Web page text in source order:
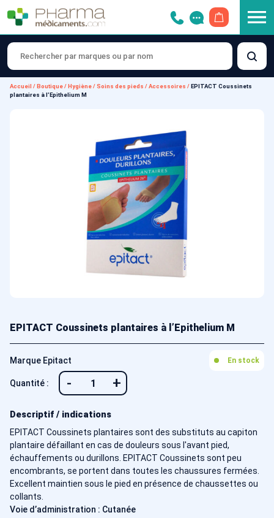
Accueil / Boutique/ Hygiène/Soins des pieds /Accessoires / EPITACT Coussinets
plantaires à l’Epithelium M
EPITACT Coussinets plantaires à l’Epithelium M
Marque Epitact En stock
Quantité : - +
Descriptif / indications
EPITACT Coussinets plantaires sont des substituts au capiton
plantaire défaillant en cas de douleurs sous l'avant pied,
échauffements ou durillons. EPITACT Coussinets sont peu
encombrants, se portent dans toutes les chaussures fermées.
Excellent maintien sous le pied en présence de chaussettes ou
collants.
Voie d’administration : Cutanée